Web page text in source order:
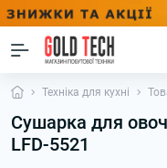
Техніка для кухні
Сушарка для
LFD-5521